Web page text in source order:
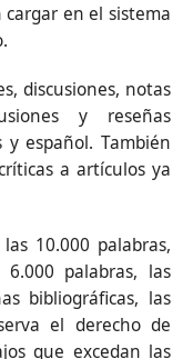
en el sistema
discusiones, notas
y reseñas
español. También
a artículos ya
10.000 palabras,
palabras, las
bibliográficas, las
el derecho de
que excedan las